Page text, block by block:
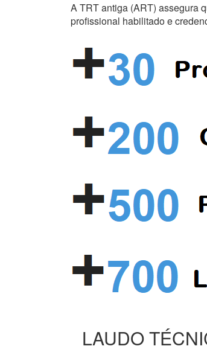
A TRT antiga (ART) assegura
profissional habilitado e
LAUDO